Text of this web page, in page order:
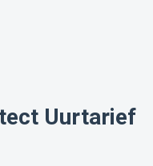
Uurtarief